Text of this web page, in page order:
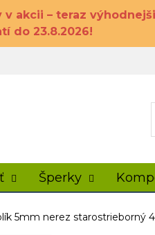
v akcii – teraz
do 23.8.2026!
Šperky
5mm nerez starostrieborný